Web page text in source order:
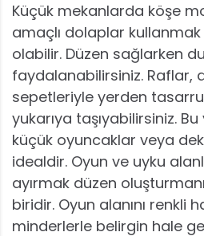
Küçük mekanlarda köşe
amaçlı dolaplar
olabilir. Düzen sağlarken
faydalanabilirsiniz. Raflar,
sepetleriyle yerden
yukarıya taşıyabilirsiniz.
küçük oyuncaklar veya
idealdir. Oyun ve uyku
ayırmak düzen
biridir. Oyun alanını renkli
minderlerle belirgin hale